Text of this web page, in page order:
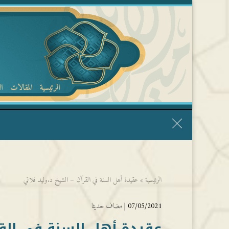
الرئيسية المقالات
الرئيسية » عقيدة أهل السنة في القرآن – الشيخ د.وليد فلاتي
07/05/2021 | مضاف حديثا